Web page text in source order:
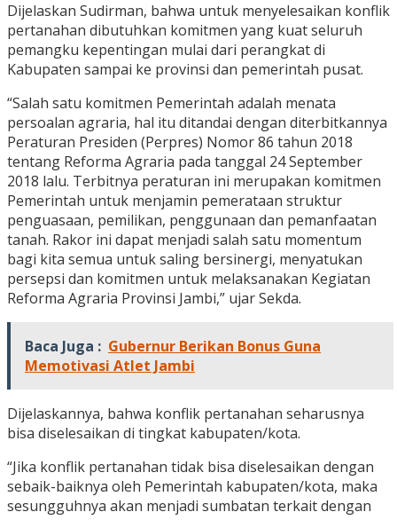
Dijelaskan Sudirman, bahwa untuk menyelesaikan konflik
pertanahan dibutuhkan komitmen yang kuat seluruh
pemangku kepentingan mulai dari perangkat di
Kabupaten sampai ke provinsi dan pemerintah pusat.
“Salah satu komitmen Pemerintah adalah menata
persoalan agraria, hal itu ditandai dengan diterbitkannya
Peraturan Presiden (Perpres) Nomor 86 tahun 2018
tentang Reforma Agraria pada tanggal 24 September
2018 lalu. Terbitnya peraturan ini merupakan komitmen
Pemerintah untuk menjamin pemerataan struktur
penguasaan, pemilikan, penggunaan dan pemanfaatan
tanah. Rakor ini dapat menjadi salah satu momentum
bagi kita semua untuk saling bersinergi, menyatukan
persepsi dan komitmen untuk melaksanakan Kegiatan
Reforma Agraria Provinsi Jambi,” ujar Sekda.
Baca Juga : Gubernur Berikan Bonus Guna
Memotivasi Atlet Jambi
Dijelaskannya, bahwa konflik pertanahan seharusnya
bisa diselesaikan di tingkat kabupaten/kota.
“Jika konflik pertanahan tidak bisa diselesaikan dengan
sebaik-baiknya oleh Pemerintah kabupaten/kota, maka
sesungguhnya akan menjadi sumbatan terkait dengan